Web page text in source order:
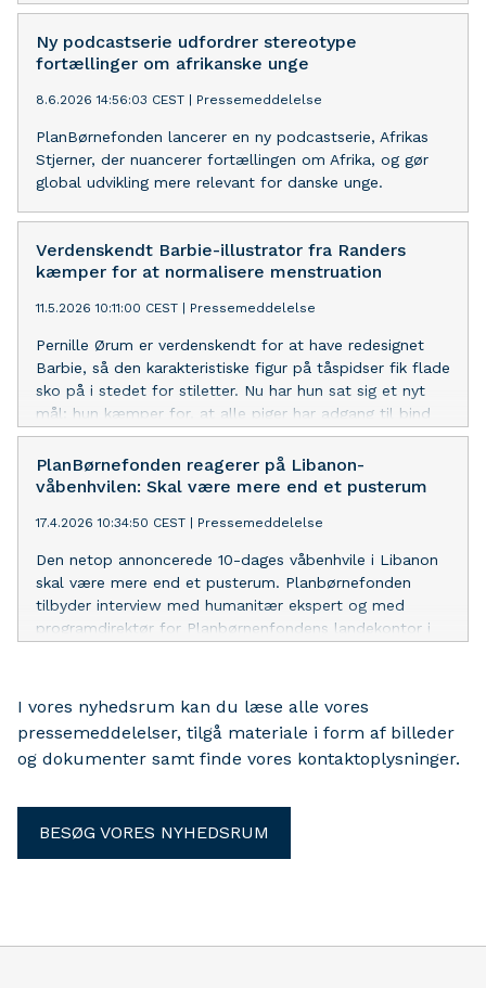
24 timers varsel. Den første donation er allerede
bevilliget til krisen i Libanon.
Ny podcastserie udfordrer stereotype
fortællinger om afrikanske unge
8.6.2026 14:56:03 CEST Pressemeddelelse
PlanBørnefonden lancerer en ny podcastserie, Afrikas
Stjerner, der nuancerer fortællingen om Afrika, og gør
global udvikling mere relevant for danske unge.
Verdenskendt Barbie-illustrator fra Randers
kæmper for at normalisere menstruation
11.5.2026 10:11:00 CEST Pressemeddelelse
Pernille Ørum er verdenskendt for at have redesignet
Barbie, så den karakteristiske figur på tåspidser fik flade
sko på i stedet for stiletter. Nu har hun sat sig et nyt
mål: hun kæmper for, at alle piger har adgang til bind
og viden om menstruation.
PlanBørnefonden reagerer på Libanon-
våbenhvilen: Skal være mere end et pusterum
17.4.2026 10:34:50 CEST Pressemeddelelse
Den netop annoncerede 10-dages våbenhvile i Libanon
skal være mere end et pusterum. Planbørnefonden
tilbyder interview med humanitær ekspert og med
programdirektør for Planbørnenfondens landekontor i
I vores nyhedsrum kan du læse alle vores
pressemeddelelser, tilgå materiale i form af billeder
og dokumenter samt finde vores kontaktoplysninger.
BESØG VORES NYHEDSRUM